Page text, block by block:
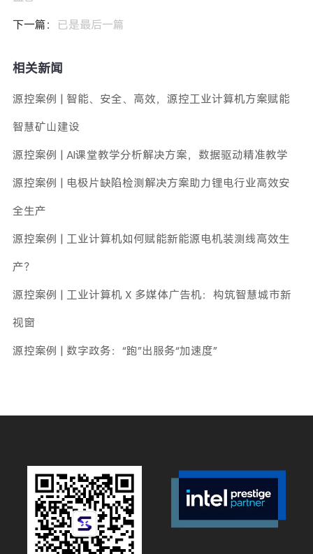
下一篇： 已是最后一篇
相关新闻
源控案例 | 智能、安全、高效，源控工业计算机方案赋能
智慧矿山建设
源控案例 | AI课堂教学分析解决方案，数据驱动精准教学
源控案例 | 电极片缺陷检测解决方案助力锂电行业高效安
全生产
源控案例 | 工业计算机如何赋能新能源电机装测线高效生
产？
源控案例 | 工业计算机 X 多媒体广告机：构筑智慧城市新
视窗
源控案例 | 数字政务：“跑”出服务“加速度”